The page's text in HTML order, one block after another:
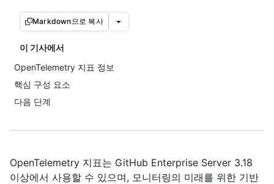
Markdown으로 복사
이 기사에서
OpenTelemetry 지표 정보
핵심 구성 요소
다음 단계
OpenTelemetry 지표는 GitHub Enterprise Server 3.18
이상에서 사용할 수 있으며, 모니터링의 미래를 위한 기반